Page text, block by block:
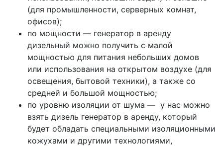
(для промышленности, серверных комнат,
офисов);
по мощности — генератор в аренду
дизельный можно получить с малой
мощностью для питания небольших домов
или использования на открытом воздухе (для
освещения, бытовой техники), а также со
средней и большой мощностью;
по уровню изоляции от шума — у нас можно
взять дизель генератор в аренду, который
будет обладать специальными изоляционными
кожухами и другими технологиями,